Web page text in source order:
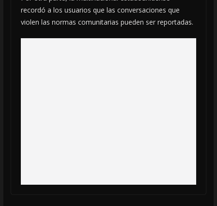
recordó a los usuarios que las conversaciones que
violen las normas comunitarias pueden ser reportadas.